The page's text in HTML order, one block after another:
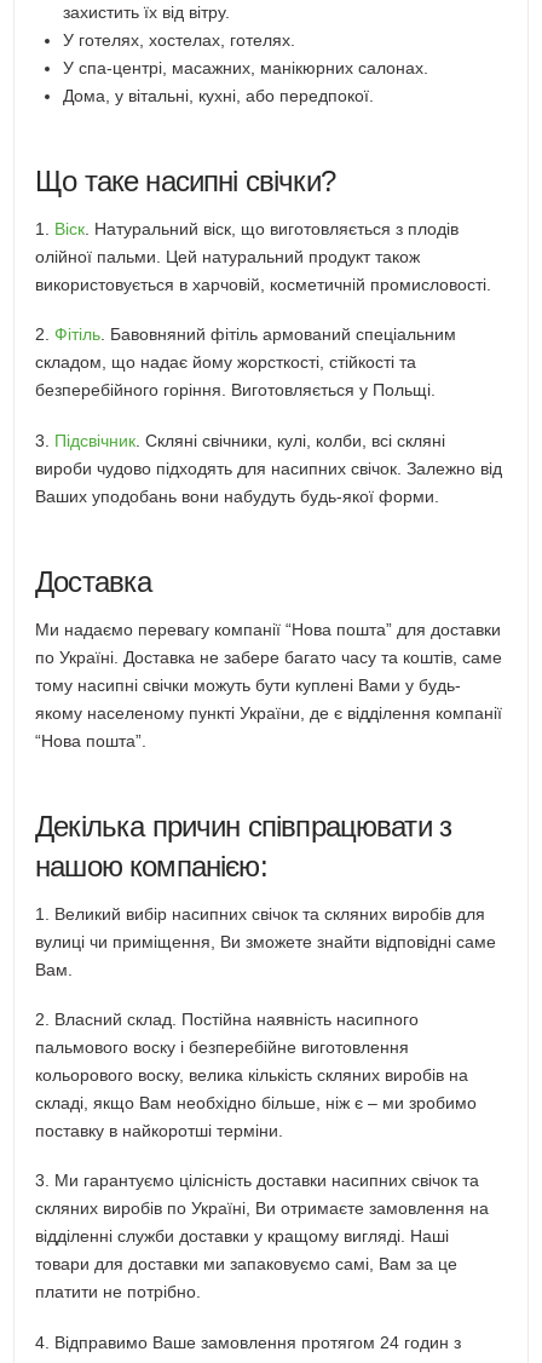
захистить їх від вітру.
У готелях, хостелах, готелях.
У спа-центрі, масажних, манікюрних салонах.
Дома, у вітальні, кухні, або передпокої.
Що таке насипні свічки?
1. Віск . Натуральний віск, що виготовляється з плодів
олійної пальми. Цей натуральний продукт також
використовується в харчовій, косметичній промисловості.
2.Фітіль. Бавовняний фітіль армований спеціальним
складом, що надає йому жорсткості, стійкості та
безперебійного горіння. Виготовляється у Польщі.
3. Підсвічник . Скляні свічники, кулі, колби, всі скляні
вироби чудово підходять для насипних свічок. Залежно від
Ваших уподобань вони набудуть будь-якої форми.
Доставка
Ми надаємо перевагу компанії “Нова пошта” для доставки
по Україні. Доставка не забере багато часу та коштів, саме
тому насипні свічки можуть бути куплені Вами у будь-
якому населеному пункті України, де є відділення компанії
“Нова пошта”.
Декілька причин співпрацювати з
нашою компанією:
1. Великий вибір насипних свічок та скляних виробів для
вулиці чи приміщення, Ви зможете знайти відповідні саме
Вам.
2. Власний склад. Постійна наявність насипного
пальмового воску і безперебійне виготовлення
кольорового воску, велика кількість скляних виробів на
складі, якщо Вам необхідно більше, ніж є – ми зробимо
поставку в найкоротші терміни.
3. Ми гарантуємо цілісність доставки насипних свічок та
скляних виробів по Україні, Ви отримаєте замовлення на
відділенні служби доставки у кращому вигляді. Наші
товари для доставки ми запаковуємо самі, Вам за це
платити не потрібно.
4. Відправимо Ваше замовлення протягом 24 годин з